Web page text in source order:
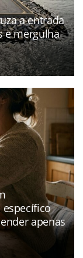
a entrada
e mergulha
apenas